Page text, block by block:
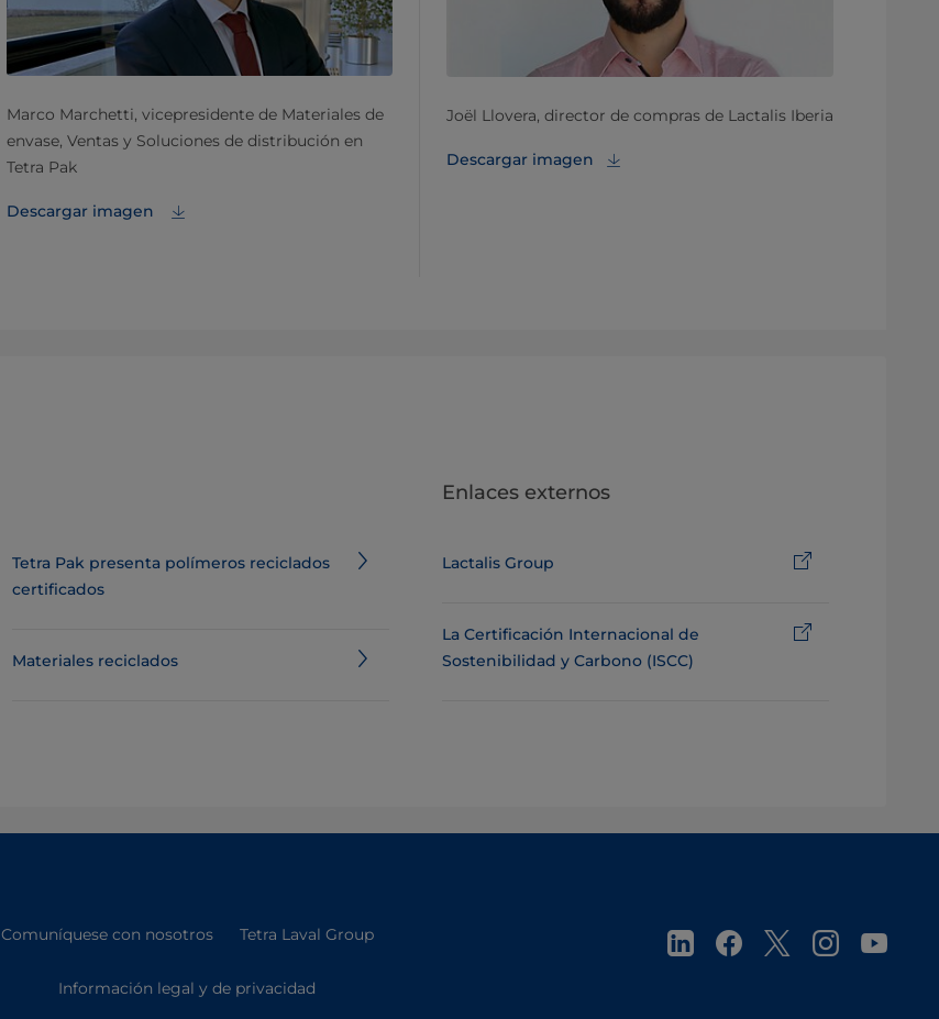
Marco Marchetti, vicepresidente de Materiales de
envase, Ventas y Soluciones de distribución en
Tetra Pak
Descargar imagen
Joël Llovera, director de compras de Lactalis Iberia
Descargar imagen
Tetra Pak presenta polímeros reciclados
certificados
Materiales reciclados
Enlaces externos
Lactalis Group
La Certificación Internacional de
Sostenibilidad y Carbono (ISCC)
Comuníquese con nosotros Tetra Laval Group
Información legal y de privacidad